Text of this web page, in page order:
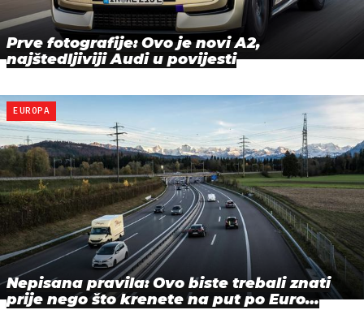
Prve fotografije: Ovo je novi A2,
najštedljiviji Audi u povijesti
EUROPA
Nepisana pravila: Ovo biste trebali znati
prije nego što krenete na put po Euro…